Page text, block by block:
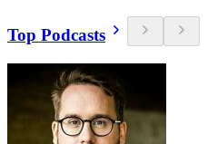
Top Podcasts